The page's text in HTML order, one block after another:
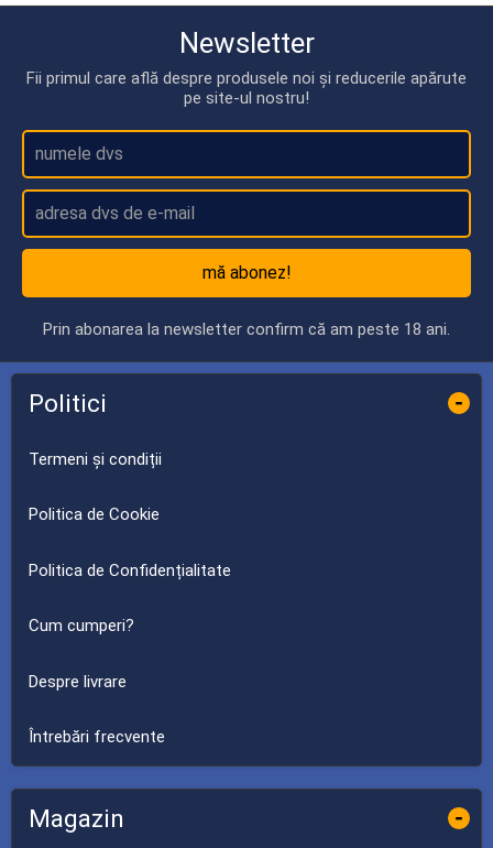
Newsletter
Fii primul care află despre produsele noi și reducerile apărute
pe site-ul nostru!
mă abonez!
Prin abonarea la newsletter confirm că am peste 18 ani.
Politici -
Termeni și condiții
Politica de Cookie
Politica de Confidențialitate
Cum cumperi?
Despre livrare
Întrebări frecvente
Magazin -